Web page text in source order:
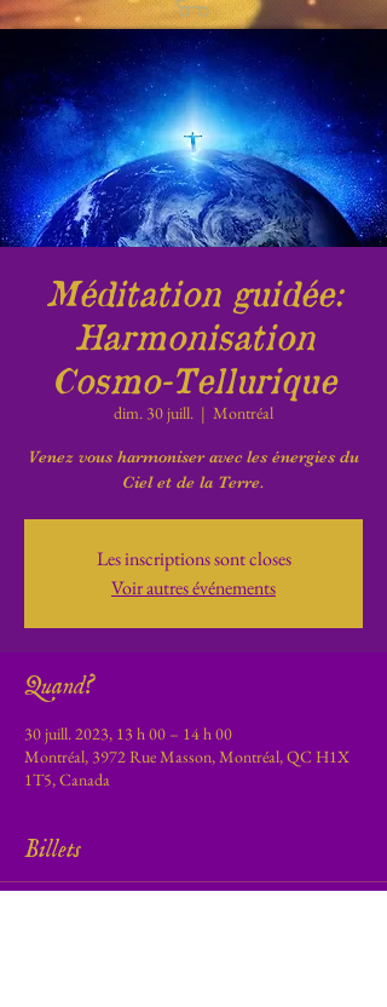
Méditation guidée:
Harmonisation
Cosmo-Tellurique
dim. 30 juill.
  |
Montréal
Venez vous harmoniser avec les énergies du
Ciel et de la Terre.
Les inscriptions sont closes
Voir autres événements
Quand?
30 juill. 2023, 13 h 00 – 14 h 00
Montréal, 3972 Rue Masson, Montréal, QC H1X
1T5, Canada
Billets